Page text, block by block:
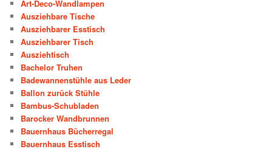
Art-Deco-Wandlampen
Ausziehbare Tische
Ausziehbarer Esstisch
Ausziehbarer Tisch
Ausziehtisch
Bachelor Truhen
Badewannenstühle aus Leder
Ballon zurück Stühle
Bambus-Schubladen
Barocker Wandbrunnen
Bauernhaus Bücherregal
Bauernhaus Esstisch